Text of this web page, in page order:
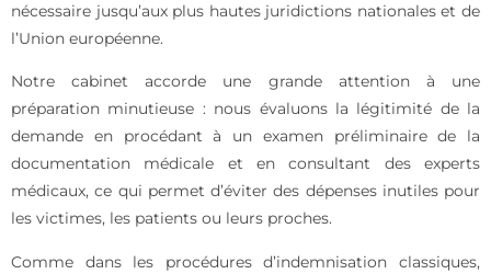
nécessaire jusqu’aux plus hautes juridictions nationales et de
l’Union européenne.
Notre cabinet accorde une grande attention à une
préparation minutieuse : nous évaluons la légitimité de la
demande en procédant à un examen préliminaire de la
documentation médicale et en consultant des experts
médicaux, ce qui permet d’éviter des dépenses inutiles pour
les victimes, les patients ou leurs proches.
Comme dans les procédures d’indemnisation classiques,